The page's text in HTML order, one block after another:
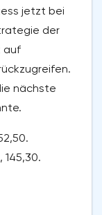
jetzt bei
der
auf
nächste
145,30.